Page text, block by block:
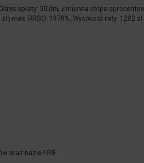
spłaty: 30 dni, Zmienna stopa
max. RRSO: 1978%, Wysokość raty: 1282 zł
oraz bazie ERIF